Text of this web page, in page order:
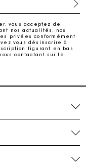
vous acceptez de
nos actualités, nos
privées conformément
vous désinscrire à
figurant en bas
contactant sur le